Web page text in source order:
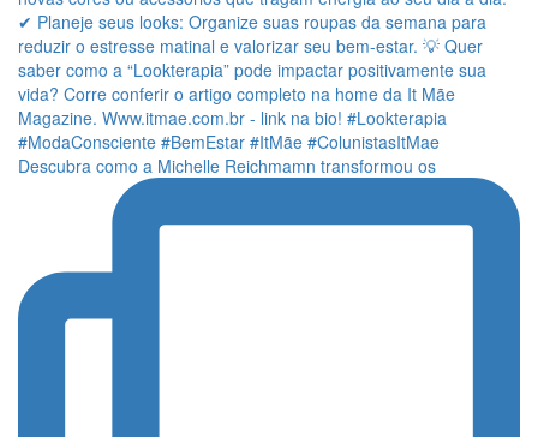
Descubra como a Michelle Reichmamn transformou os